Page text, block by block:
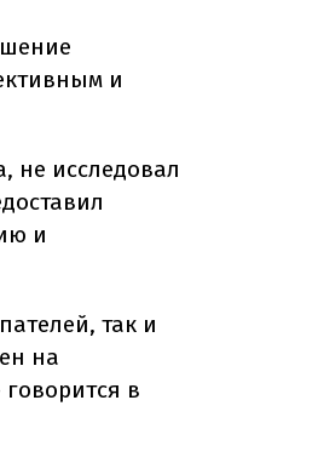
и
не исследовал
и
так и
на
в